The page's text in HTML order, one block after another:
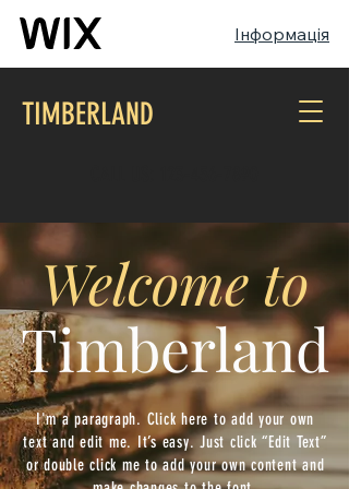
Інформація